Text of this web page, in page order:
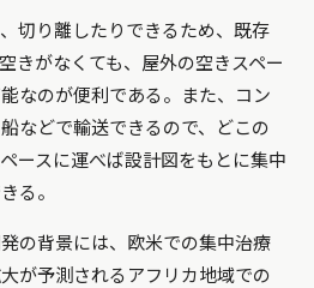
切り離したりできるため、既存
きがなくても、屋外の空きスペー
なのが便利である。また、コン
などで輸送できるので、どこの
ースに運べば設計図をもとに集中
る。
の背景には、欧米での集中治療
が予測されるアフリカ地域での